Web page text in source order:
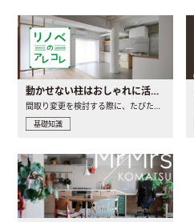
動かせない柱はおしゃれに活用！柱を魅せるリノベーション(リノベ)4選
間取り変更を検討する際に、たびたび皆さんの頭を悩ませる動か..
基礎知識